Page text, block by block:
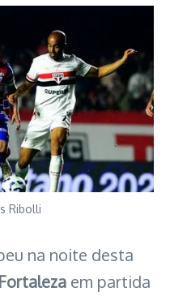
Ribolli
na noite desta
Fortaleza em partida